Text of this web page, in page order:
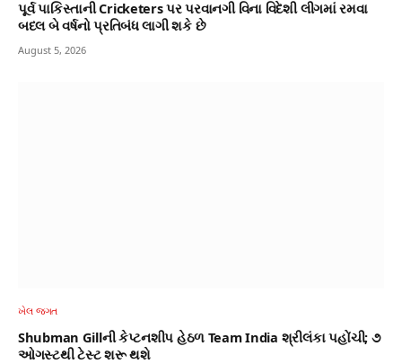
પૂર્વ પાકિસ્તાની Cricketers પર પરવાનગી વિના વિદેશી લીગમાં રમવા
બદલ બે વર્ષનો પ્રતિબંધ લાગી શકે છે
August 5, 2026
ખેલ જગત
Shubman Gillની કેપ્ટનશીપ હેઠળ Team India શ્રીલંકા પહોંચી; ૭
ઓગસ્ટથી ટેસ્ટ શરૂ થશે